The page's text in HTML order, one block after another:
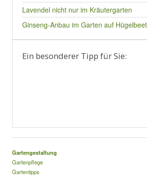
Lavendel nicht nur im Kräutergarten
Ginseng-Anbau im Garten auf
Ein besonderer Tipp für Sie:
Gartengestaltung
Gartenpflege
Gartentipps